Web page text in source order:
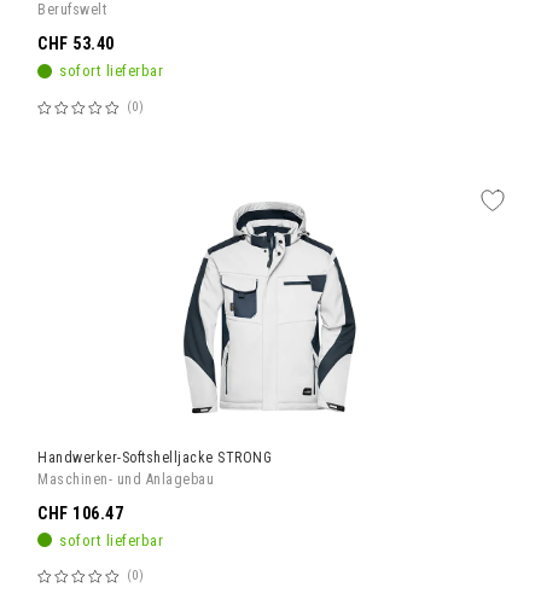
Berufswelt
sofort lieferbar
Bewertung:
0
CHF 53.40
Handwerker-Softshelljacke STRONG
Maschinen- und Anlagebau
sofort lieferbar
Bewertung:
0
CHF 106.47